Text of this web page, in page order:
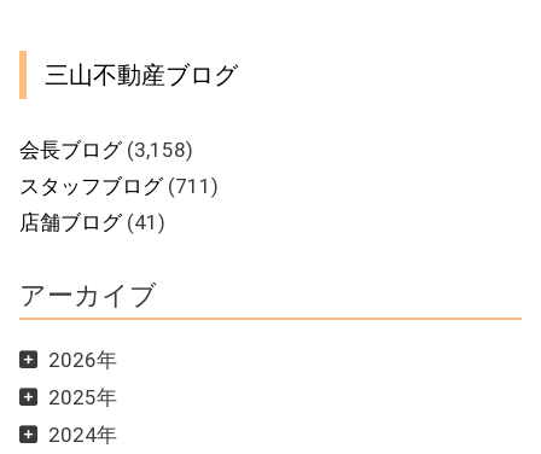
三山不動産ブログ
会長ブログ(3,158)
スタッフブログ(711)
店舗ブログ(41)
アーカイブ
2026年
2025年
2024年